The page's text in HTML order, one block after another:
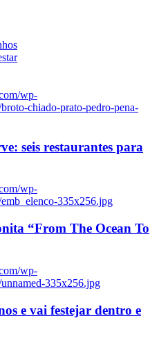
wp-
chiado-prato-pedro-pena-
seis restaurantes para
wp-
335x256.jpg
“From The Ocean To
wp-
335x256.jpg
e vai festejar dentro e